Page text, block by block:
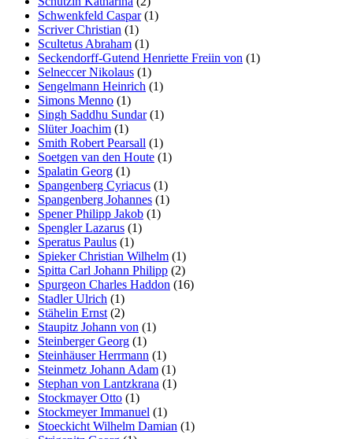
Schwenkfeld Caspar(1)
Scriver Christian (1)
Scultetus Abraham (1)
Seckendorff-Gutend Henriette Freiin von (1)
Selneccer Nikolaus (1)
Sengelmann Heinrich (1)
Simons Menno (1)
Singh Saddhu Sundar(1)
Slüter Joachim (1)
Smith Robert Pearsall (1)
Soetgen van den Houte (1)
Spalatin Georg (1)
Spangenberg Cyriacus (1)
Spangenberg Johannes (1)
Spener Philipp Jakob (1)
Spengler Lazarus (1)
Speratus Paulus (1)
Spieker Christian Wilhelm (1)
Spitta Carl Johann Philipp (2)
Spurgeon Charles Haddon (16)
Stadler Ulrich (1)
Stähelin Ernst (2)
Staupitz Johann von (1)
Steinberger Georg (1)
Steinhäuser Herrmann (1)
Steinmetz Johann Adam (1)
Stephan von Lantzkrana (1)
Stockmayer Otto (1)
Stockmeyer Immanuel (1)
Stoeckicht Wilhelm Damian (1)